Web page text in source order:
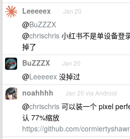
Leeeeex Jan 20
@BuZZZX
@chrischris 小红书不是单设备登
掉了
BuZZZX Jan 20
@Leeeeex 没掉过
noahhhh Jan 20 via Android
@chrischris 可以装一个 pixel
认 77%缩放
https://github.com/